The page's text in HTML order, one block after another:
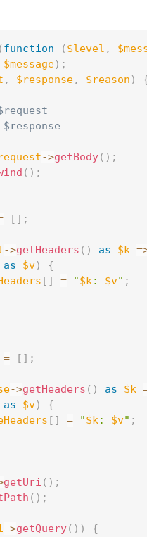
( function ( $level ,
$message) ;
, $response, $reason )
{
->getBody( ) ;
( ) ;
[ ] ;
->getHeaders ( ) as $k =>
as $v)
{
[ ] = "$k: $v" ;
= [ ] ;
->getHeaders ( ) as $k =
as $v)
{
[ ] = "$k: $v" ;
getUri ( ) ;
( ) ;
->getQuery( ) )
{